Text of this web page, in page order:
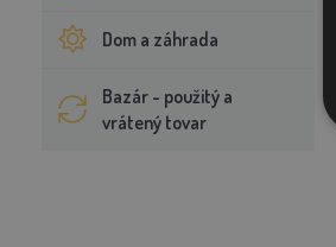
Dom a záhrada
Bazár - použitý a
vrátený tovar